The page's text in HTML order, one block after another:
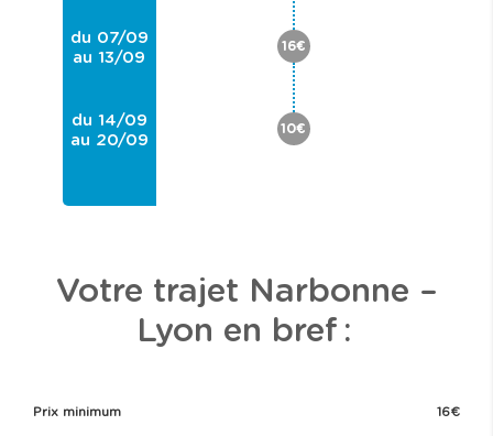
du 07/09
au 13/09
du 14/09
au 20/09
16€
10€
Votre trajet Narbonne –
Lyon en bref :
Prix minimum 16€